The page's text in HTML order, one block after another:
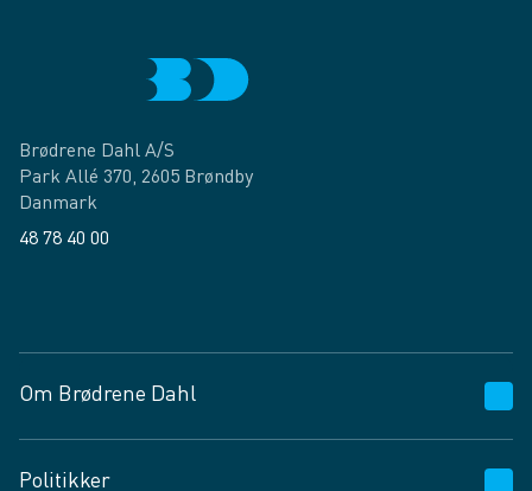
Brødrene Dahl A/S
Park Allé 370, 2605 Brøndby
Danmark
48 78 40 00
Om Brødrene Dahl
Politikker